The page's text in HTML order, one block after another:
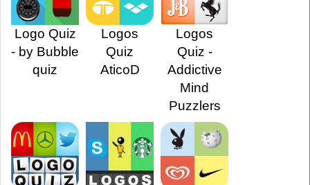
Logo Quiz
- by Bubble
quiz
Logos
Quiz
AticoD
Logos
Quiz -
Addictive
Mind
Puzzlers